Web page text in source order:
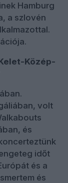
Hamburg
a szlovén
Közép-
volt
és
időt
és a
és